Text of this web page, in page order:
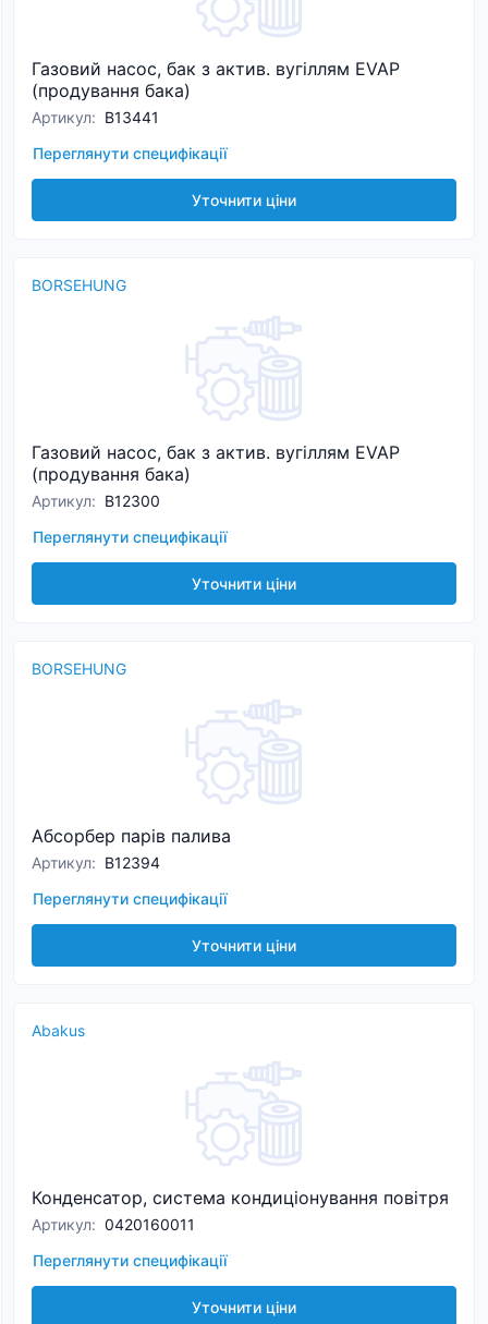
Газовий насос, бак з актив. вугіллям EVAP
(продування бака)
Артикул: B13441
Переглянути специфікації
Уточнити ціни
BORSEHUNG
Газовий насос, бак з актив. вугіллям EVAP
(продування бака)
Артикул: B12300
Переглянути специфікації
Уточнити ціни
BORSEHUNG
Абсорбер парів палива
Артикул: B12394
Переглянути специфікації
Уточнити ціни
Abakus
Конденсатор, система кондиціонування повітря
Артикул: 0420160011
Переглянути специфікації
Уточнити ціни